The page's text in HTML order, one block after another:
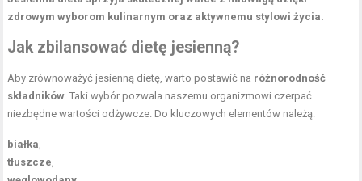
zdrowym wyborom kulinarnym oraz aktywnemu stylowi życia.
Jak zbilansować dietę jesienną?
Aby zrównoważyć jesienną dietę, warto postawić na różnorodność
składników . Taki wybór pozwala naszemu organizmowi czerpać
niezbędne wartości odżywcze. Do kluczowych elementów należą:
białka
tłuszcze